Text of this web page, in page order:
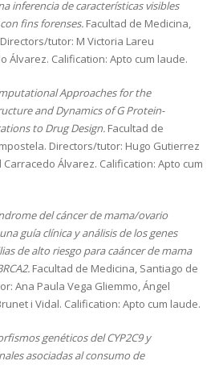
inferencia de características visibles
fins forenses. Facultad de Medicina,
tutor: M Victoria Lareu
Álvarez. Calification: Apto cum laude.
Approaches for the
and Dynamics of G Protein-
to Drug Design. Facultad de
Directors/tutor: Hugo Gutierrez
Álvarez. Calification: Apto cum
del cáncer de mama/ovario
guía clínica y análisis de los genes
de alto riesgo para caáncer de mama
Facultad de Medicina, Santiago de
Ana Paula Vega Gliemmo, Ángel
i Vidal. Calification: Apto cum laude.
genéticos del CYP2C9 y
asociadas al consumo de